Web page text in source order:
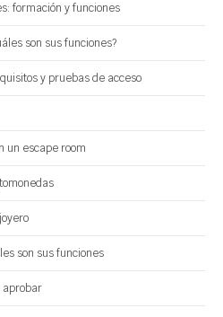
formación y funciones
son sus funciones?
y pruebas de acceso
un escape room
son sus funciones
aprobar